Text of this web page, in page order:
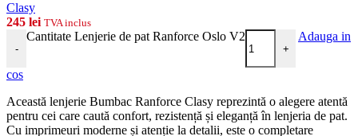
Clasy
245 lei TVA inclus
-
Cantitate Lenjerie de pat Ranforce Oslo V2
+
Adauga in
cos
Această lenjerie Bumbac Ranforce Clasy reprezintă o alegere atentă
pentru cei care caută confort, rezistență și eleganță în lenjeria de pat.
Cu imprimeuri moderne și atenție la detalii, este o completare